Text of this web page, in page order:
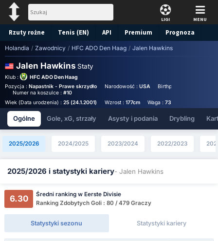
LIGI MENU
Rzuty rożne Tenis (EN) API Premium Prognoza
Holandia / Zawodnicy / HFC ADO Den Haag / Jalen Hawkins
Jalen Hawkins Staty
Klub :
HFC ADO Den Haag
Pozycja : Napastnik - Prawe skrzydło Narodowość : USA Birthplace :
Numer na koszulce : #10
Wiek (Data urodzenia) : 25 (24.1.2001) Wzrost : 177cm Waga :73kg
Ogólne Gole, xG, strzały Asysty i podania Drybling
2025/2026 2024/2025 2023/2024 2022/2023
2025/2026 i statystyki kariery- Jalen Hawkins
6.30
Średni ranking w Eerste Divisie
Ranking Zdobytych Goli : 80 / 479 Graczy
Statystyki sezonu Statystyki kariery